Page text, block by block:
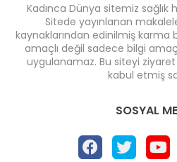
Kadınca Dünya sitemiz
Sitede yayınlanan
kaynaklarından edinilmiş karma
amaçlı değil sadece bilgi
uygulanamaz. Bu siteyi ziyaret
kabul etmiş
SOSYAL